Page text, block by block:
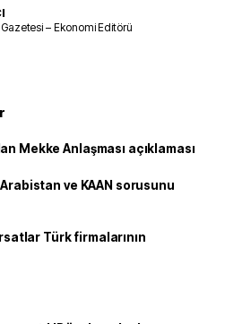
– Ekonomi Editörü
Mekke Anlaşması açıklaması
ve KAAN sorusunu
Türk firmalarının